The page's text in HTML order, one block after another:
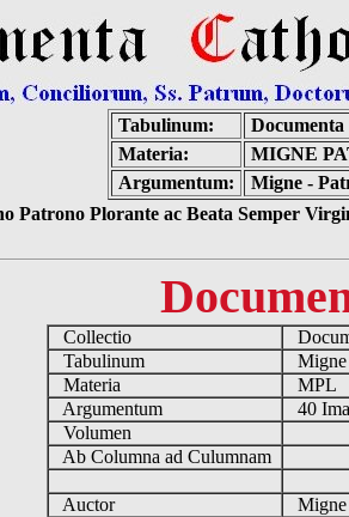
Tabulinum:
Materia:
MIGNE
Argumentum:
Migne -
Patrono Plorante ac Beata Semper
Collectio
Tabulinum
Materia
MPL
Argumentum
40
Volumen
Ab Columna ad Culumnam
Auctor